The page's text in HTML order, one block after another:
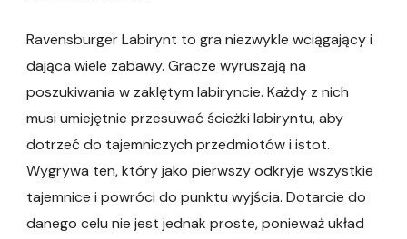
Ravensburger Labirynt to gra niezwykle wciągający i
dająca wiele zabawy. Gracze wyruszają na
poszukiwania w zaklętym labiryncie. Każdy z nich
musi umiejętnie przesuwać ścieżki labiryntu, aby
dotrzeć do tajemniczych przedmiotów i istot.
Wygrywa ten, który jako pierwszy odkryje wszystkie
tajemnice i powróci do punktu wyjścia. Dotarcie do
danego celu nie jest jednak proste, ponieważ układ